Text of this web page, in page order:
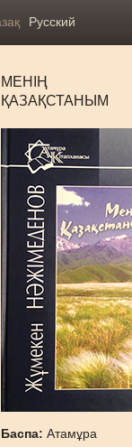
Русский
МЕНІҢ
ҚАЗАҚСТАНЫМ
Баспа:Атамұра